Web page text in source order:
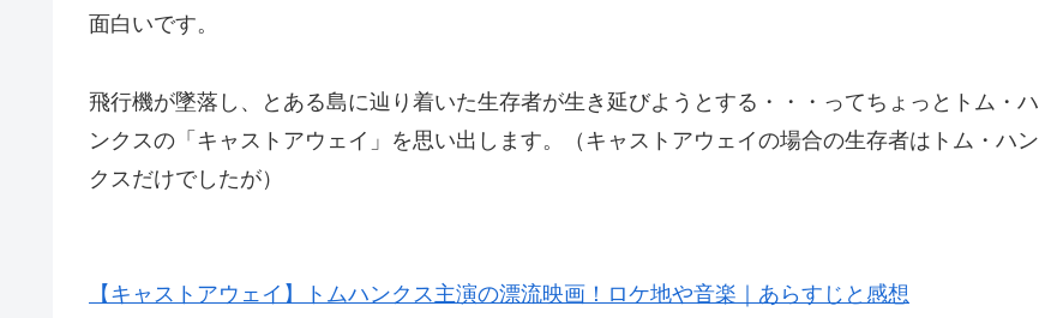
面白いです。
飛行機が墜落し、とある島に辿り着いた生存者が生き延びようとする・・・ってちょっとトム・ハ
ンクスの「キャストアウェイ」を思い出します。（キャストアウェイの場合の生存者はトム・ハン
クスだけでしたが）
【キャストアウェイ】トムハンクス主演の漂流映画！ロケ地や音楽｜あらすじと感想